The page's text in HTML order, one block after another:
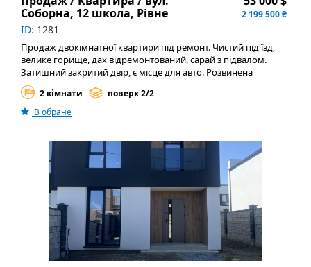
Тепла підлога — комфорт у кожному кроці
Тихий зелений район — ідеально для життя
Мінімальні документи — швидке оформлення
Ця квартира — як нова сторінка вашого життя.
Телефонуйте зараз, щоб домовитись про перегляд!
Соборна, 12 школа, Рівне
ID: 1281
2 199 500 ₴
Продаж двокімнатної квартири під ремонт. Чистий під'їзд,
велике горище, дах відремонтований, сарай з підвалом.
Затишний закритий двір, є місце для авто. Розвинена
інфраструктура
2 кімнати
поверх 2/2
В обране